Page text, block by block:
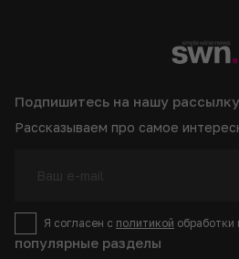
популярные разделы
Подпишитесь на нашу рассылку
Рассказываем про самое
Я согласен с политикой